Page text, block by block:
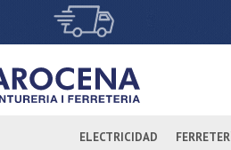
ELECTRICIDAD